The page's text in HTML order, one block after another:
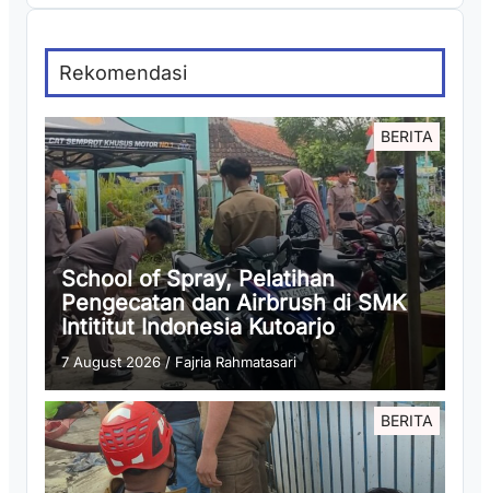
Rekomendasi
BERITA
School of Spray, Pelatihan
Pengecatan dan Airbrush di SMK
Intititut Indonesia Kutoarjo
7 August 2026/ Fajria Rahmatasari
BERITA